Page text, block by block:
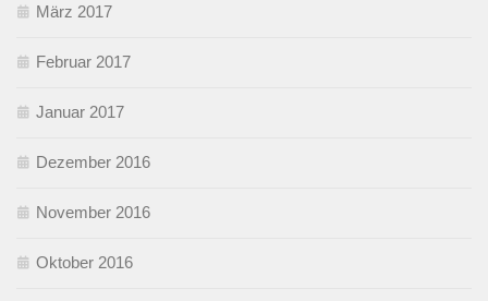
März 2017
Februar 2017
Januar 2017
Dezember 2016
November 2016
Oktober 2016